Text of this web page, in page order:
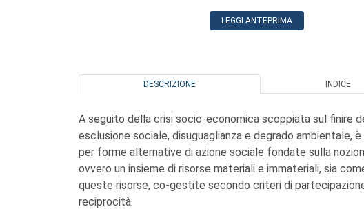
LEGGI ANTEPRIMA
DESCRIZIONE INDICE
A seguito della crisi socio-economica scoppiata sul finire
esclusione sociale, disuguaglianza e degrado ambientale,
per forme alternative di azione sociale fondate sulla
ovvero un insieme di risorse materiali e immateriali, sia
queste risorse, co-gestite secondo criteri di
reciprocità.